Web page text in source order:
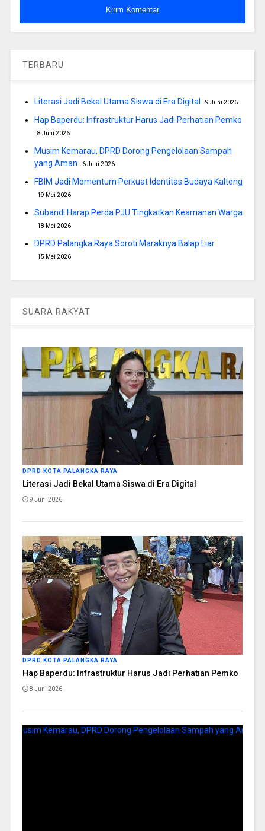
TERBARU
Literasi Jadi Bekal Utama Siswa di Era Digital 9 Juni 2026
Hap Baperdu: Infrastruktur Harus Jadi Perhatian Pemko
8 Juni 2026
Musim Kemarau, DPRD Dorong Pengelolaan Sampah
yang Aman
6 Juni 2026
FBIM Jadi Momentum Perkuat Identitas Budaya Kalteng
19 Mei 2026
Subandi Harap Perda PJU Tingkatkan Keamanan Warga
18 Mei 2026
DPRD Palangka Raya Soroti Maraknya Balap Liar
15 Mei 2026
SUARA RAKYAT
DPRD KOTA PALANGKA RAYA
Literasi Jadi Bekal Utama Siswa di Era Digital
9 Juni 2026
DPRD KOTA PALANGKA RAYA
Hap Baperdu: Infrastruktur Harus Jadi Perhatian Pemko
8 Juni 2026